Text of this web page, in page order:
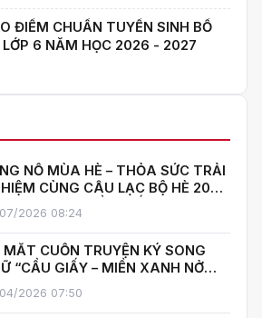
ĐIỂM CHUẨN TUYỂN SINH BỔ
LỚP 6 NĂM HỌC 2026 - 2027
NỔ MÙA HÈ – THỎA SỨC TRẢI
CÙNG CÂU LẠC BỘ HÈ 2026
THCS CẦU GIẤY!
2026 08:24
MẮT CUỐN TRUYỆN KÝ SONG
“CẦU GIẤY – MIỀN XANH NỞ
KHÁNH THÀNH THƯ VIỆN MỞ,
TOẢ VĂN HOÁ ĐỌC
2026 07:50